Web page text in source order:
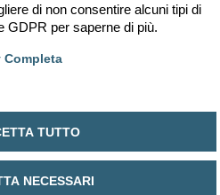
Cancella cookie
Software © phpBB Limited
ItalianaphpBB-Italia.it
di non consentire alcuni tipi di
GDPR per saperne di più.
Completa
TUTTO
NECESSARI